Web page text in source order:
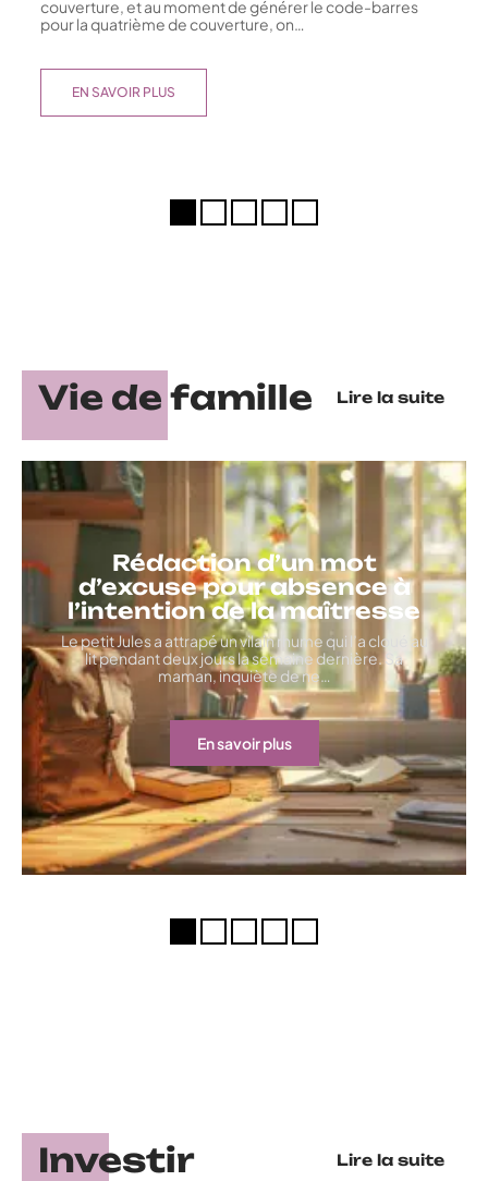
couverture, et au moment de générer le code-barres
pour la quatrième de couverture, on
EN SAVOIR PLUS
Vie de famille Lire la suite
Rédaction d’un mot
d’excuse pour absence à
l’intention de la maîtresse
Le petit Jules a attrapé un vilain rhume qui l’a cloué au
lit pendant deux jours la semaine dernière. Sa
maman, inquiète de ne…
En savoir plus
Investir Lire la suite